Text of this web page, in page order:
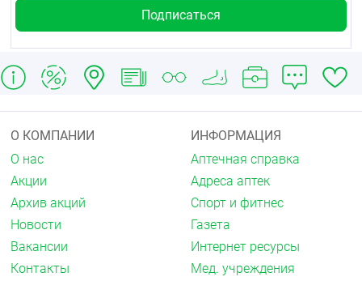
О КОМПАНИИ
О нас
Акции
Архив акций
Новости
Вакансии
Контакты
ИНФОРМАЦИЯ
Аптечная справка
Адреса аптек
Спорт и фитнес
Газета
Интернет ресурсы
Мед. учреждения